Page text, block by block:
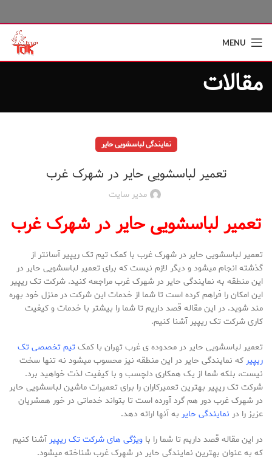
MENU
مقالات
نمایندگی لباسشویی حایر
تعمیر لباسشویی حایر در شهرک غرب
مدیر سایت
تعمیر لباسشویی حایر در شهرک غرب
تعمیر لباسشویی حایر در شهرک غرب با کمک تیم تک ریپیر آسان­تر از
گذشته انجام می­شود و دیگر لازم نیست که برای تعمیر لباسشویی حایر در
این منطقه به نمایندگی حایر در شهرک غرب مراجعه کنید. شرکت تک ریپیر
این امکان را فراهم کرده است تا شما از خدمات این شرکت در منزل خود بهره
­مند شوید. در این مقاله قصد داریم تا شما را بیشتر با خدمات و کیفیت
کاری شرکت تک ریپیر آشنا کنیم.
تعمیر لباسشویی حایر در محدوده ی غرب تهران با کمکتیم تخصصی تک
ریپیرکه نمایندگی حایر در این منطقه نیز محسوب می­شود نه تنها سخت
نیست، بلکه شما از یک همکاری دلچسب و با کیفیت لذت خواهید برد.
شرکت تک ریپیر بهترین تعمیرکاران را برای تعمیرات ماشین لباسشویی حایر
در شهرک غرب دور هم گرد آورده است تا بتواند خدماتی در خور همشریان
عزیز را در نمایندگی حایر به آن­ها ارائه دهد.
در این مقاله قصد داریم تا شما را با ویژگی ­های شرکت تک ریپیرآشنا کنیم
که به عنوان بهترین نمایندگی حایر در شهرک غرب شناخته می­شود.